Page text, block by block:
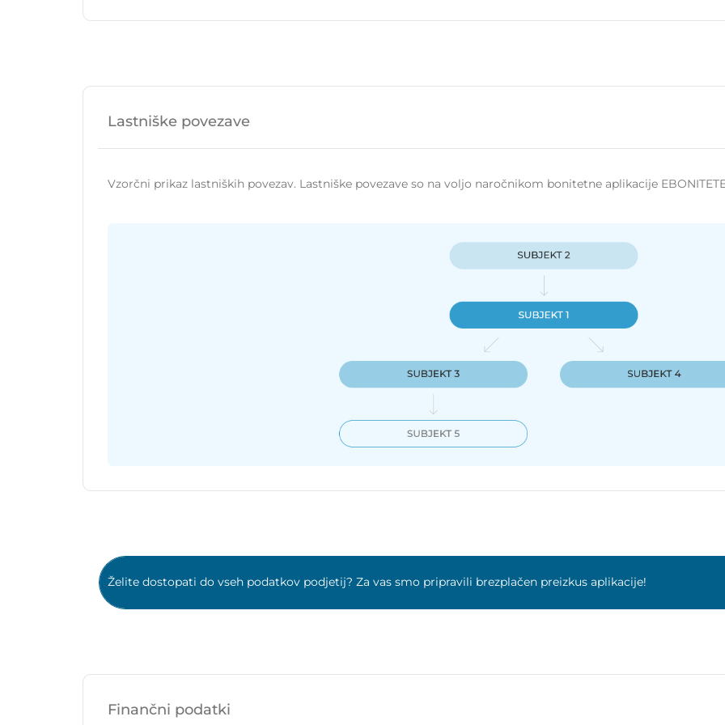
Lastniške povezave
Vzorčni prikaz lastniških povezav. Lastniške povezave so na voljo naročnikom bonitetne aplikacije
Želite dostopati do vseh podatkov podjetij? Za vas smo pripravili brezplačen preizkus aplikacije!
Finančni podatki